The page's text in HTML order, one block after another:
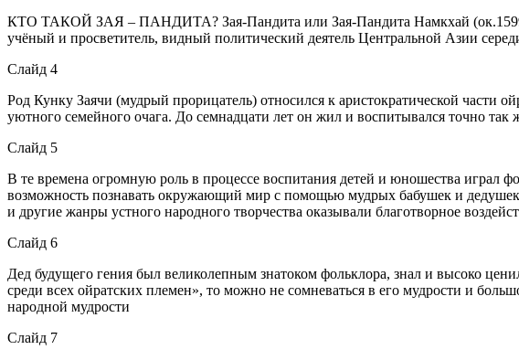
КТО ТАКОЙ ЗАЯ – ПАНДИТА? Зая-Пандита или Зая-Пандита Намкхай (ок.1599 -
учёный и просветитель, видный политический деятель Центральной Азии
Слайд 4
Род Кунку Заячи (мудрый прорицатель) относился к аристократической части
уютного семейного очага. До семнадцати лет он жил и воспитывался точно
Слайд 5
В те времена огромную роль в процессе воспитания детей и юношества играл
возможность познавать окружающий мир с помощью мудрых бабушек и
и другие жанры устного народного творчества оказывали благотворное
Слайд 6
Дед будущего гения был великолепным знатоком фольклора, знал и высоко
среди всех ойратских племен», то можно не сомневаться в его мудрости и
народной мудрости
Слайд 7